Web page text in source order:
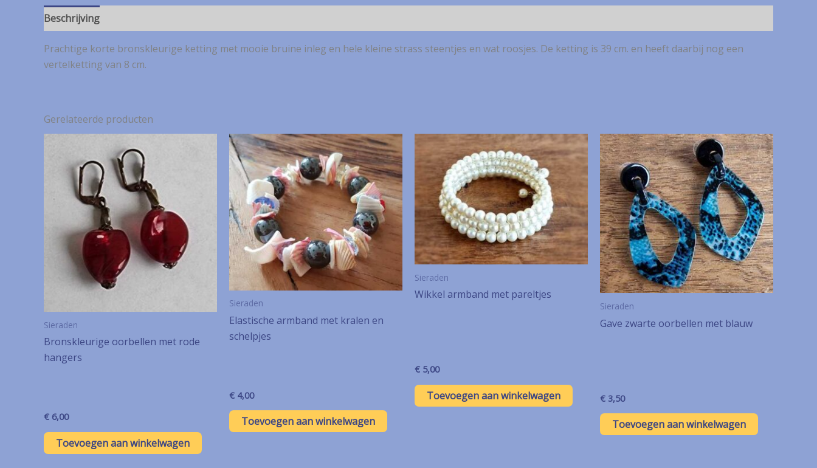
Beschrijving
Prachtige korte bronskleurige ketting met mooie bruine inleg en hele kleine strass steentjes en wat roosjes. De ketting is 39 cm. en heeft daarbij nog een
vertelketting van 8 cm.
Gerelateerde producten
Sieraden
Bronskleurige oorbellen met rode
hangers
€ 6,00
Toevoegen aan winkelwagen
Sieraden
Elastische armband met kralen en
schelpjes
€ 4,00
Toevoegen aan winkelwagen
Sieraden
Wikkel armband met pareltjes
€ 5,00
Toevoegen aan winkelwagen
Sieraden
Gave zwarte oorbellen met blauw
€ 3,50
Toevoegen aan winkelwagen